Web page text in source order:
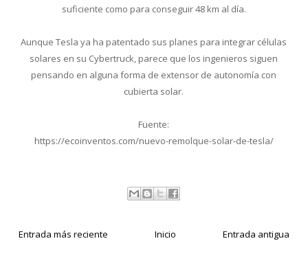
suficiente como para conseguir 48 km al día.
Aunque Tesla ya ha patentado sus planes para integrar células
solares en su Cybertruck, parece que los ingenieros siguen
pensando en alguna forma de extensor de autonomía con
cubierta solar.
Fuente:
https://ecoinventos.com/nuevo-remolque-solar-de-tesla/
Entrada más reciente Entrada antigua
Inicio